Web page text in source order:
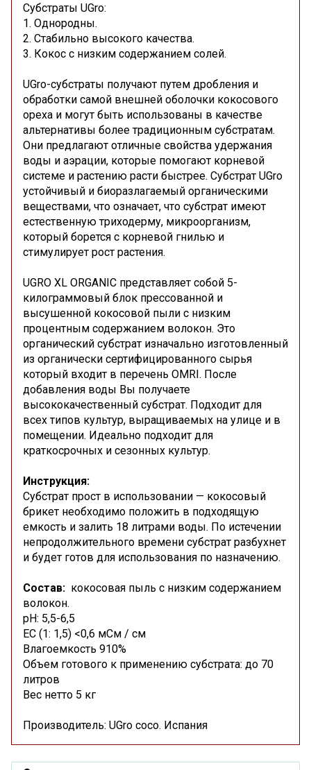
Субстраты UGro:
1. Однородны.
2. Стабильно высокого качества.
3. Кокос с низким содержанием солей.
UGro-субстраты получают путем дробления и
обработки самой внешней оболочки кокосового
ореха и могут быть использованы в качестве
альтернативы более традиционным субстратам.
Они предлагают отличные свойства удержания
воды и аэрации, которые помогают корневой
системе и растению расти быстрее. Субстрат UGro
устойчивый и биоразлагаемый органическими
веществами, что означает, что субстрат имеют
естественную триходерму, микроорганизм,
который борется с корневой гнилью и
стимулирует рост растения.
UGRO XL ORGANIC представляет собой 5-
килограммовый блок прессованной и
высушенной кокосовой пыли с низким
процентным содержанием волокон. Это
органический субстрат изначально изготовленный
из органически сертифицированного сырья
который входит в перечень OMRI. После
добавления воды Вы получаете
высококачественный субстрат. Подходит для
всех типов культур, выращиваемых на улице и в
помещении. Идеально подходит для
краткосрочных и сезонных культур.
Инструкция:
Субстрат прост в использовании — кокосовый
брикет необходимо положить в подходящую
емкость и залить 18 литрами воды. По истечении
непродолжительного времени субстрат разбухнет
и будет готов для использования по назначению.
Состав: кокосовая пыль с низким содержанием
волокон.
pH: 5,5-6,5
EC (1: 1,5) <0,6 мСм / см
Влагоемкость 910%
Объем готового к применению субстрата: до 70
литров
Вес нетто 5 кг
Производитель: UGro coco. Испания